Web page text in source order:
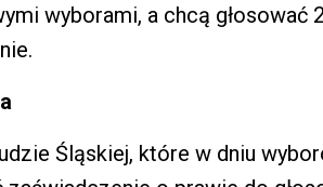
wyborami, a chcą głosować
Śląskiej, które w dniu